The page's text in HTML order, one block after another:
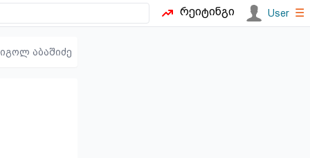
რეიტინგი User ☰
აბაშიძე